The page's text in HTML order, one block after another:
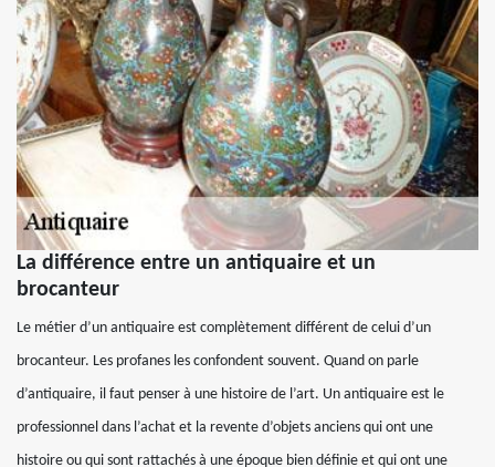
La différence entre un antiquaire et un
brocanteur
Le métier d’un antiquaire est complètement différent de celui d’un
brocanteur. Les profanes les confondent souvent. Quand on parle
d’antiquaire, il faut penser à une histoire de l’art. Un antiquaire est le
professionnel dans l’achat et la revente d’objets anciens qui ont une
histoire ou qui sont rattachés à une époque bien définie et qui ont une